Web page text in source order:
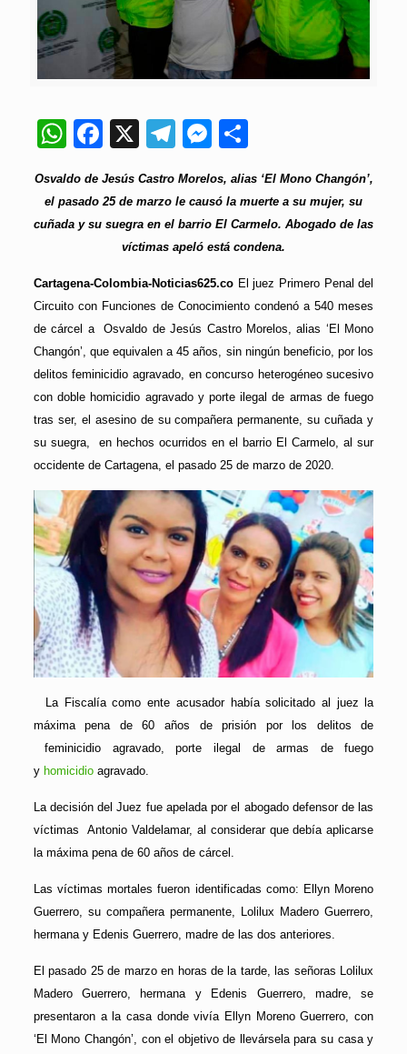
WhatsApp
Facebook
X Telegram
Messenger
Osvaldo de Jesús Castro Morelos, alias ‘El Mono Changón’,
el pasado 25 de marzo le causó la muerte a su mujer, su
cuñada y su suegra en el barrio El Carmelo. Abogado de las
víctimas apeló está condena.
Cartagena-Colombia-Noticias625.co El juez Primero Penal del
Circuito con Funciones de Conocimiento condenó a 540 meses
de cárcel a Osvaldo de Jesús Castro Morelos, alias ‘El Mono
Changón’, que equivalen a 45 años, sin ningún beneficio, por los
delitos feminicidio agravado, en concurso heterogéneo sucesivo
con doble homicidio agravado y porte ilegal de armas de fuego
tras ser, el asesino de su compañera permanente, su cuñada y
su suegra, en hechos ocurridos en el barrio El Carmelo, al sur
occidente de Cartagena, el pasado 25 de marzo de 2020.
La Fiscalía como ente acusador había solicitado al juez la
máxima pena de 60 años de prisión por los delitos de
feminicidio agravado, porte ilegal de armas de fuego
y homicidioagravado.
La decisión del Juez fue apelada por el abogado defensor de las
víctimas Antonio Valdelamar, al considerar que debía aplicarse
la máxima pena de 60 años de cárcel.
Las víctimas mortales fueron identificadas como: Ellyn Moreno
Guerrero, su compañera permanente, Lolilux Madero Guerrero,
hermana y Edenis Guerrero, madre de las dos anteriores.
El pasado 25 de marzo en horas de la tarde, las señoras Lolilux
Madero Guerrero, hermana y Edenis Guerrero, madre, se
presentaron a la casa donde vivía Ellyn Moreno Guerrero, con
‘El Mono Changón’, con el objetivo de llevársela para su casa y